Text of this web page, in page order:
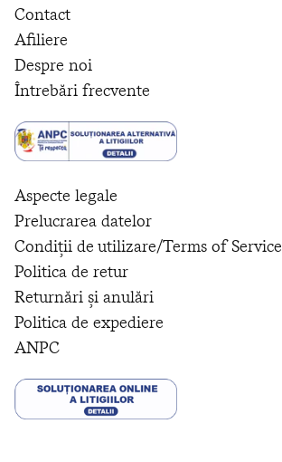
Contact
Afiliere
Despre noi
Întrebări frecvente
Aspecte legale
Prelucrarea datelor
Condiții de utilizare/Terms of Service
Politica de retur
Returnări și anulări
Politica de expediere
ANPC